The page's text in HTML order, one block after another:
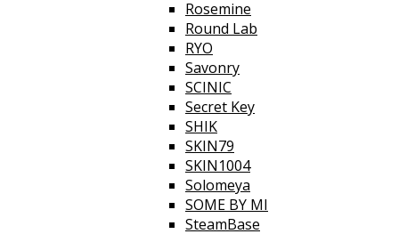
Rosemine
Round Lab
RYO
Savonry
SCINIC
Secret Key
SHIK
SKIN79
SKIN1004
Solomeya
SOME BY MI
SteamBase